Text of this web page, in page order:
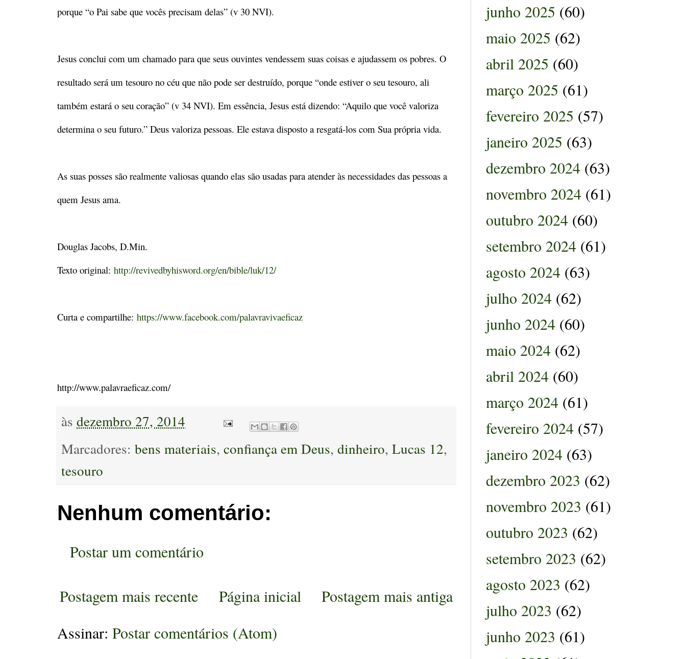
porque “o Pai sabe que vocês precisam delas” (v 30 NVI).
Jesus conclui com um chamado para que seus ouvintes vendessem suas coisas e ajudassem os pobres. O
resultado será um tesouro no céu que não pode ser destruído, porque “onde estiver o seu tesouro, ali
também estará o seu coração” (v 34 NVI). Em essência, Jesus está dizendo: “Aquilo que você valoriza
determina o seu futuro.” Deus valoriza pessoas. Ele estava disposto a resgatá-los com Sua própria vida.
As suas posses são realmente valiosas quando elas são usadas para atender às necessidades das pessoas a
quem Jesus ama.
Douglas Jacobs, D.Min.
Texto original: http://revivedbyhisword.org/en/bible/luk/12/
Curta e compartilhe: https://www.facebook.com/palavravivaeficaz
http://www.palavraeficaz.com/
às dezembro 27, 2014
Marcadores: bens materiais, confiança em Deus, dinheiro, Lucas 12,
tesouro
Nenhum comentário:
Postar um comentário
Postagem mais recente Postagem mais antiga
Página inicial
Assinar: Postar comentários (Atom)
junho 2025 (60)
maio 2025 (62)
abril 2025 (60)
março 2025 (61)
fevereiro 2025 (57)
janeiro 2025 (63)
dezembro 2024 (63)
novembro 2024 (61)
outubro 2024 (60)
setembro 2024 (61)
agosto 2024 (63)
julho 2024 (62)
junho 2024 (60)
maio 2024 (62)
abril 2024 (60)
março 2024 (61)
fevereiro 2024 (57)
janeiro 2024 (63)
dezembro 2023 (62)
novembro 2023 (61)
outubro 2023 (62)
setembro 2023 (62)
agosto 2023 (62)
julho 2023 (62)
junho 2023 (61)